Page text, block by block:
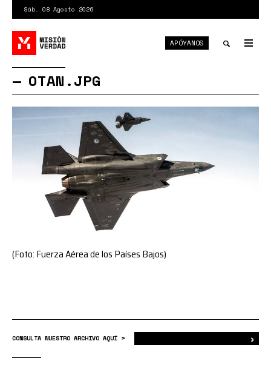
contenido
principal
Sáb. 08 Agosto 2026
search
APÓYANOS
OTAN.JPG
(Foto: Fuerza Aérea de los Países Bajos)
CONSULTA NUESTRO ARCHIVO AQUÍ > ›